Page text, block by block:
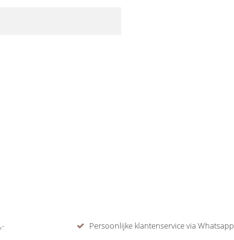
Persoonlijke klantenservice via Whatsapp